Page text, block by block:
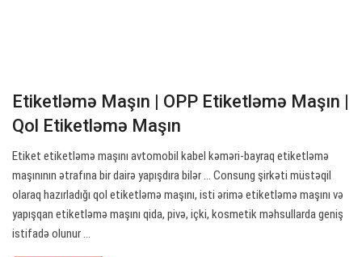
Etiketləmə Maşın | OPP Etiketləmə Maşın |
Qol Etiketləmə Maşın
Etiket etiketləmə maşını avtomobil kabel kəməri-bayraq etiketləmə
maşınının ətrafına bir dairə yapışdıra bilər ... Consung şirkəti müstəqil
olaraq hazırladığı qol etiketləmə maşını, isti ərimə etiketləmə maşını və
yapışqan etiketləmə maşını qida, pivə, içki, kosmetik məhsullarda geniş
istifadə olunur ...